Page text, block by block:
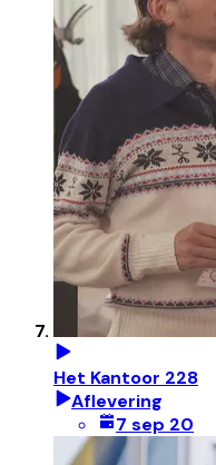
Het Kantoor 228
Aflevering
7 sep 20